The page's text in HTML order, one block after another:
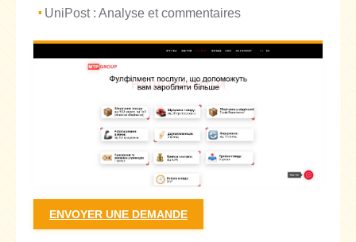
UniPost : Analyse et commentaires
ENVOYER UNE DEMANDE